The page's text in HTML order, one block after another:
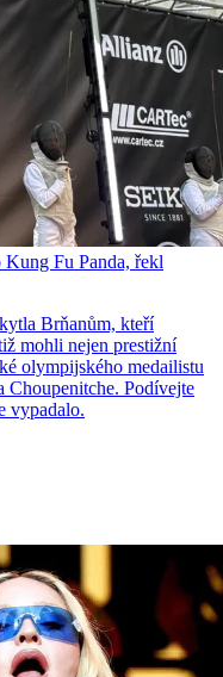
Fu Panda, řekl
Brňanům, kteří
mohli nejen prestižní
olympijského medailistu
Choupenitche. Podívejte
vypadalo.